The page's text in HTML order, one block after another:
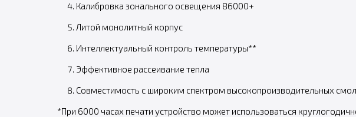
Калибровка зонального освещения 86000+
Литой монолитный корпус
Интеллектуальный контроль температуры**
Эффективное рассеивание тепла
Совместимость с широким спектром высокопроизводительных смол
*При 6000 часах печати устройство может использоваться